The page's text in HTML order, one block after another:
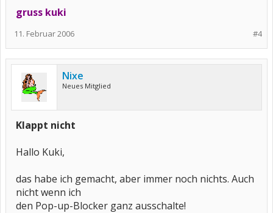
gruss kuki
#4
11. Februar 2006
Nixe
Neues Mitglied
Klappt nicht
Hallo Kuki,
das habe ich gemacht, aber immer noch nichts. Auch
nicht wenn ich
den Pop-up-Blocker ganz ausschalte!